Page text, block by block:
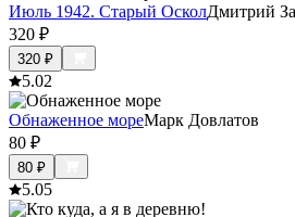
Июль 1942. Старый ОсколДмитрий
320 ₽
320 ₽
5.02
Обнаженное мореМарк Довлатов
80 ₽
80 ₽
5.05